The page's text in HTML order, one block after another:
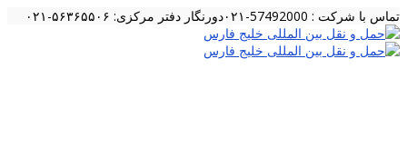
تماس با شرکت : 57492000-۰۲۱ دورنگار دفتر مرکزی: ۵۶۳۶۵۵۰۶-۰۲۱